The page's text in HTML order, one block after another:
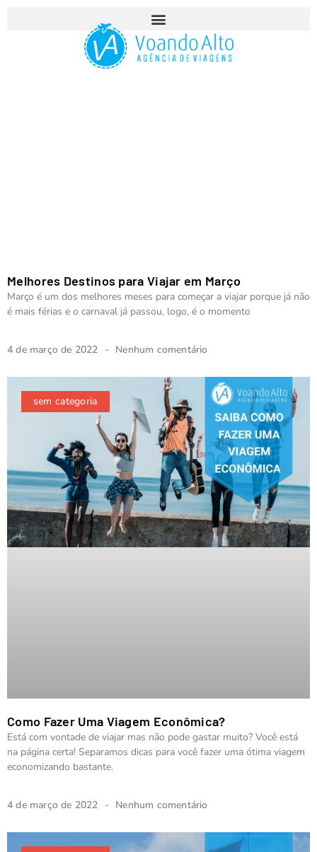
Melhores Destinos para Viajar em Março
Março é um dos melhores meses para começar a viajar porque já não
é mais férias e o carnaval já passou, logo, é o momento
4 de março de 2022 Nenhum comentário
sem categoria
Como Fazer Uma Viagem Econômica?
Está com vontade de viajar mas não pode gastar muito? Você está
na página certa! Separamos dicas para você fazer uma ótima viagem
economizando bastante.
4 de março de 2022 Nenhum comentário